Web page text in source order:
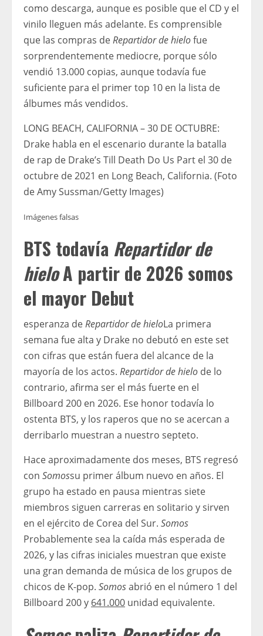
como descarga, aunque es posible que el CD y el
vinilo lleguen más adelante. Es comprensible
que las compras deRepartidor de hielofue
sorprendentemente mediocre, porque sólo
vendió 13.000 copias, aunque todavía fue
suficiente para el primer top 10 en la lista de
álbumes más vendidos.
LONG BEACH, CALIFORNIA – 30 DE OCTUBRE:
Drake habla en el escenario durante la batalla
de rap de Drake’s Till Death Do Us Part el 30 de
octubre de 2021 en Long Beach, California. (Foto
de Amy Sussman/Getty Images)
Imágenes falsas
BTS todavía Repartidor de
hieloA partir de 2026 somos
el mayor Debut
esperanza deRepartidor de hieloLa primera
semana fue alta y Drake no debutó en este set
con cifras que están fuera del alcance de la
mayoría de los actos. Repartidor de hielo de lo
contrario, afirma ser el más fuerte en el
Billboard 200 en 2026. Ese honor todavía lo
ostenta BTS, y los raperos que no se acercan a
derribarlo muestran a nuestro septeto.
Hace aproximadamente dos meses, BTS regresó
con Somossu primer álbum nuevo en años. El
grupo ha estado en pausa mientras siete
miembros siguen carreras en solitario y sirven
en el ejército de Corea del Sur. Somos
Probablemente sea la caída más esperada de
2026, y las cifras iniciales muestran que existe
una gran demanda de música de los grupos de
chicos de K-pop. Somosabrió en el número 1 del
Billboard 200 y 641.000 unidad equivalente.